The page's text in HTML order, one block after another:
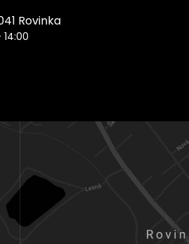
Rovinka
14:00